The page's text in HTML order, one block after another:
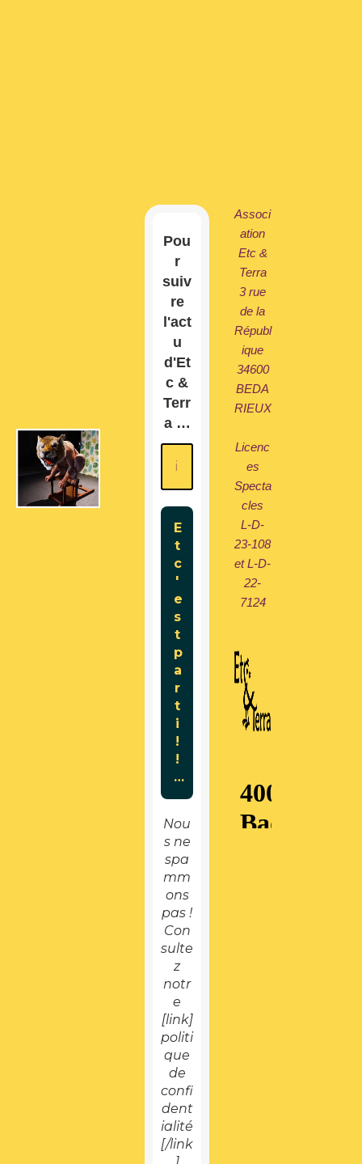
Pou
r
suiv
re
l'act
u
d'Et
c &
Terr
a …
Nou
s ne
spa
mm
ons
pas !
Con
sulte
z
notr
e
[link]
politi
que
de
confi
dent
ialité
[/link
Associ
ation
Etc &
Terra
3 rue
de la
Républ
ique
34600
BEDA
RIEUX
Licenc
es
Specta
cles
L-D-
23-108
et L-D-
22-
7124